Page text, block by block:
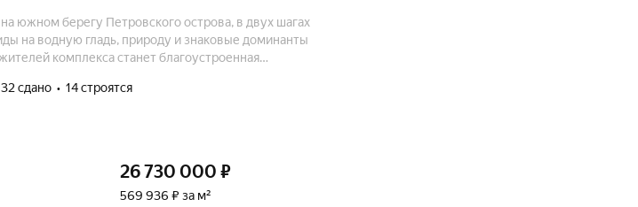
южном берегу Петровского острова, в двух шагах
на водную гладь, природу и знаковые доминанты
комплекса станет благоустроенная
пешеходная.
32 сдано 14 строятся
26 730 000 ₽
569 936 ₽ за м²